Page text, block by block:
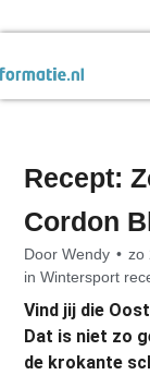
Recept:
Cordon
DoorWendy • zo
in Wintersport
Vind jij die
Dat is niet zo
de krokante